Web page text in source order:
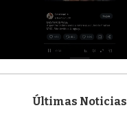
Últimas Noticias